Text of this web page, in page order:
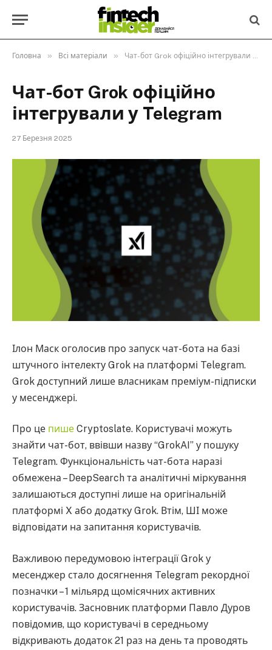
Головна » Всі матеріали » Чат-бот Grok офіційно інтегрували у Telegram
Чат-бот Grok офіційно
інтегрували у Telegram
27 Березня 2025
Ілон Маск оголосив про запуск чат-бота на базі
штучного інтелекту Grok на платформі Telegram.
Grok доступний лише власникам преміум-підписки
у месенджері.
Про це пише Cryptoslate. Користувачі можуть
знайти чат-бот, ввівши назву “GrokAI” у пошуку
Telegram. Функціональність чат-бота наразі
обмежена – DeepSearch та аналітичні міркування
залишаються доступні лише на оригінальній
платформі X або додатку Grok. Втім, ШІ може
відповідати на запитання користувачів.
Важливою передумовою інтеграції Grok у
месенджер стало досягнення Telegram рекордної
позначки – 1 мільярд щомісячних активних
користувачів. Засновник платформи Павло Дуров
повідомив, що користувачі в середньому
відкривають додаток 21 раз на день та проводять